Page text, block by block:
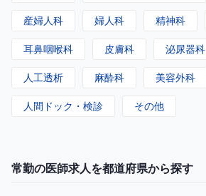
産婦人科 婦人科 精神科
耳鼻咽喉科 皮膚科 泌尿器科
人工透析 麻酔科 美容外科
人間ドック・検診 その他
常勤の医師求人を都道府県から探す